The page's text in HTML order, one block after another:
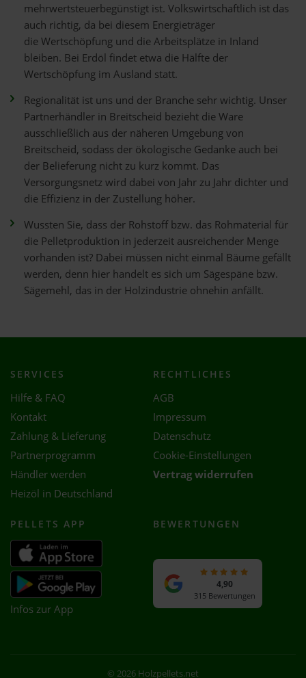
mehrwertsteuerbegünstigt ist. Volkswirtschaftlich ist das
auch richtig, da bei diesem Energieträger
die Wertschöpfung und die Arbeitsplätze in Inland
bleiben. Bei Erdöl findet etwa die Hälfte der
Wertschöpfung im Ausland statt.
Regionalität ist uns und der Branche sehr wichtig. Unser
Partnerhändler in Breitscheid bezieht die Ware
ausschließlich aus der näheren Umgebung von
Breitscheid, sodass der ökologische Gedanke auch bei
der Belieferung nicht zu kurz kommt. Das
Versorgungsnetz wird dabei von Jahr zu Jahr dichter und
die Effizienz in der Zustellung höher.
Wussten Sie, dass der Rohstoff bzw. das Rohmaterial für
die Pelletproduktion in jederzeit ausreichender Menge
vorhanden ist? Dabei müssen nicht einmal Bäume gefällt
werden, denn hier handelt es sich um Sägespäne bzw.
Sägemehl, das in der Holzindustrie ohnehin anfällt.
SERVICES
Hilfe & FAQ
Kontakt
Zahlung & Lieferung
Partnerprogramm
Händler werden
Heizöl in Deutschland
RECHTLICHES
AGB
Impressum
Datenschutz
Cookie-Einstellungen
Vertrag widerrufen
PELLETS APP
Infos zur App
BEWERTUNGEN
4,90
315 Bewertungen
© 2026 Holzpellets.net